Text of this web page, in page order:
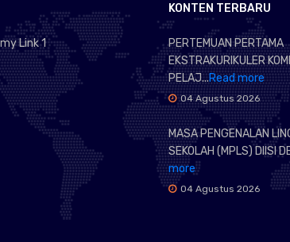
Link 1
KONTEN TERBARU
PERTEMUAN PERTAMA
EKSTRAKURIKULER
PELAJ...Read more
04 Agustus 2026
MASA PENGENALAN
SEKOLAH (MPLS) DIISI
more
04 Agustus 2026